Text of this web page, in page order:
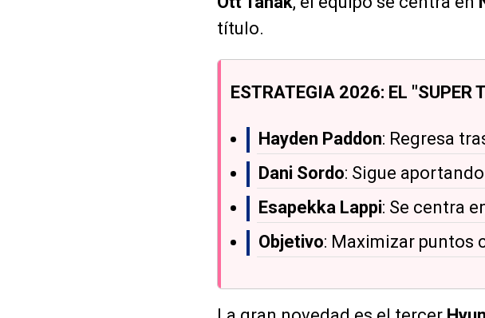
título.
ESTRATEGIA 2026: EL "SUPER
Hayden Paddon: Regresa
Dani Sordo: Sigue
Esapekka Lappi: Se centra
Objetivo: Maximizar puntos